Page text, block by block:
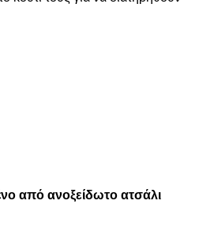
από ανοξείδωτο ατσάλι